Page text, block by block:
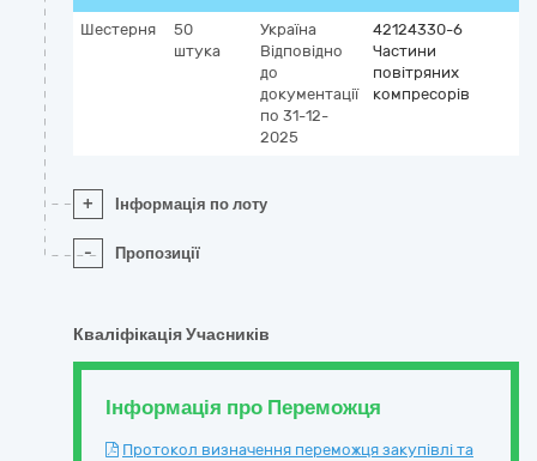
Шестерня
50
штука
Україна
Відповідно
до
документації
по 31-12-
2025
42124330-6
Частини
повітряних
компресорів
+ Інформація по лоту
- Пропозиції
Кваліфікація Учасників
Інформація про Переможця
Протокол визначення переможця закупівлі та